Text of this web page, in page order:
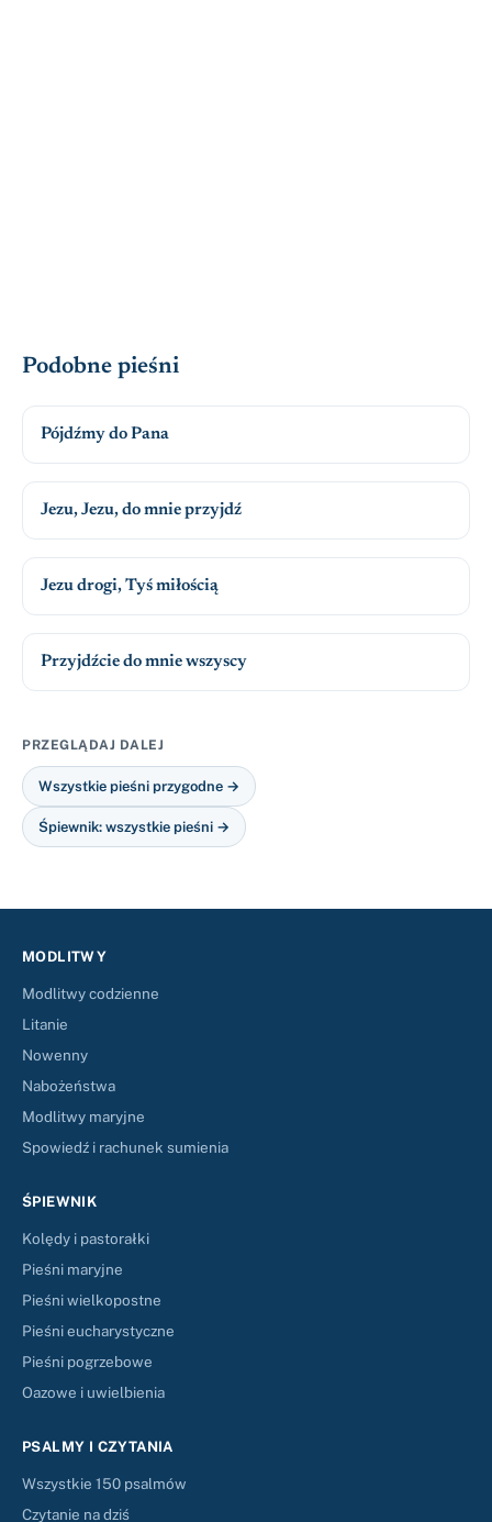
Podobne pieśni
Pójdźmy do Pana
Jezu, Jezu, do mnie przyjdź
Jezu drogi, Tyś miłością
Przyjdźcie do mnie wszyscy
PRZEGLĄDAJ DALEJ
Wszystkie pieśni przygodne →
Śpiewnik: wszystkie pieśni →
MODLITWY
Modlitwy codzienne
Litanie
Nowenny
Nabożeństwa
Modlitwy maryjne
Spowiedź i rachunek sumienia
ŚPIEWNIK
Kolędy i pastorałki
Pieśni maryjne
Pieśni wielkopostne
Pieśni eucharystyczne
Pieśni pogrzebowe
Oazowe i uwielbienia
PSALMY I CZYTANIA
Wszystkie 150 psalmów
Czytanie na dziś